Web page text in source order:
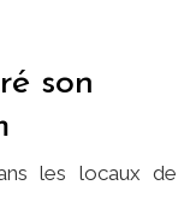
son
les locaux de